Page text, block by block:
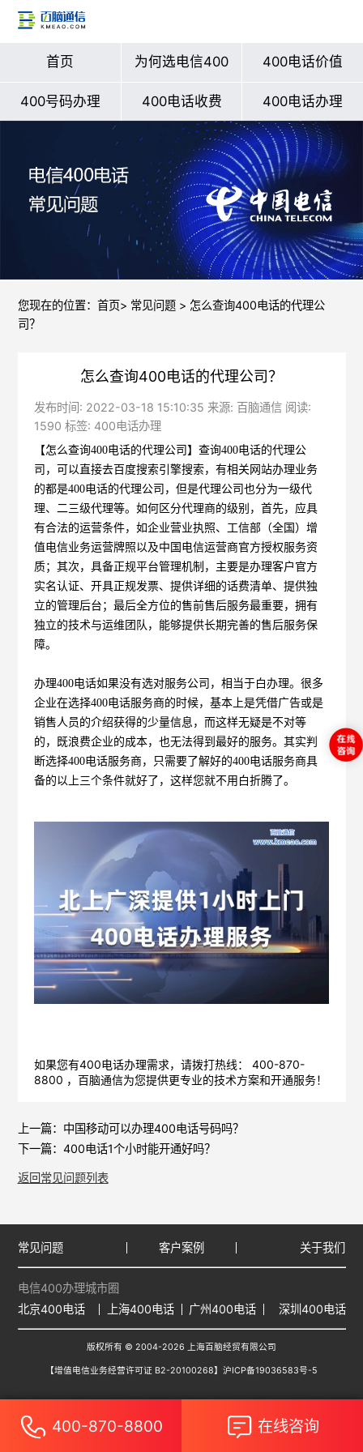
首页 为何选电信400 400电话价值
400号码办理 400电话收费 400电话办理
您现在的位置： 首页> 常见问题> 怎么查询400电话的代理公
司？
怎么查询400电话的代理公司？
发布时间: 2022-03-18 15:10:35 来源: 百脑通信 阅读:
1590 标签: 400电话办理
【怎么查询400电话的代理公司】查询400电话的代理公
司，可以直接去百度搜索引擎搜索，有相关网站办理业务
的都是400电话的代理公司，但是代理公司也分为一级代
理、二三级代理等。如何区分代理商的级别，首先，应具
有合法的运营条件，如企业营业执照、工信部（全国）增
值电信业务运营牌照以及中国电信运营商官方授权服务资
质；其次，具备正规平台管理机制，主要是办理客户官方
实名认证、开具正规发票、提供详细的话费清单、提供独
立的管理后台；最后全方位的售前售后服务最重要，拥有
独立的技术与运维团队，能够提供长期完善的售后服务保
障。
办理400电话如果没有选对服务公司，相当于白办理。很多
企业在选择400电话服务商的时候，基本上是凭借广告或是
销售人员的介绍获得的少量信息，而这样无疑是不对等
的，既浪费企业的成本，也无法得到最好的服务。其实判
断选择400电话服务商，只需要了解好的400电话服务商具
备的以上三个条件就好了，这样您就不用白折腾了。
如果您有400电话办理需求，请拨打热线： 400-870-
8800 ，百脑通信为您提供更专业的技术方案和开通服务！
上一篇： 中国移动可以办理400电话号码吗？
下一篇： 400电话1个小时能开通好吗？
返回常见问题列表
常见问题 客户案例 关于我们
电信400办理城市圈
北京400电话
上海400电话 广州400电话 深圳400电话
版权所有 © 2004-2026 上海百脑经贸有限公司
【增值电信业务经营许可证 B2-20100268】 沪ICP备19036583号-5
400-870-8800 在线咨询